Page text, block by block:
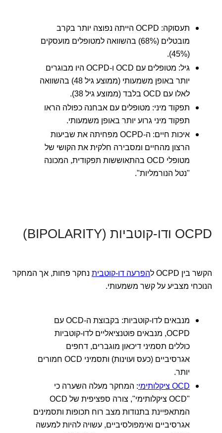
תעסוקה: OCPD הייתה נפוצה יותר בקרב
מובטלים (68%) בהשוואה למטופלים מועסקים
(45%).
גיל: מטופלים עם OCD ו-OCPD היו מבוגרים
יותר באופן משמעותי (ממוצע גיל 48) בהשוואה
לאלו עם OCD בלבד (ממוצע גיל 38).
תפקוד מיני: מטופלים עם אבחנה כפולה הראו
תפקוד מיני גרוע יותר באופן משמעותי.
איכות חיים: ה-OCPD מפחיתה את שביעות
הרצון מהחיים ומסבירה חלקית את הקושי של
מטופלי OCD בהתאוששות תפקודית, המכונה
"נטל הנורמליות".
OCPD ודו-קוטביות (BIPOLARITY)
הקשר בין OCPD ל הפרעה דו-קוטבית נחקר פחות, אך המחקר
הנוכחי מצביע על קשר משמעותי.
מנבאים לדו-קוטביות: בקבוצת ה-OCD עם
OCPD, מנבאים פוטנציאליים לדו-קוטביות
כוללים תסמיני דיכאון מוגברים, דחפים
אגרסיביים (כעס ועוינות) ותסמיני OCD חמורים
יותר.
OCD ציקלותימי
: המחקר מעלה השערה כי
"OCD ציקלותימי", צורה ספציפית של OCD
המתאפיינת בתנודות מצב רוח תכופות ותסמינים
אגרסיביים ואימפולסיביים, עשויה להיות למעשה